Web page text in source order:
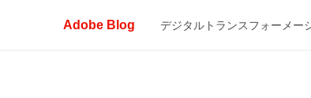
Adobe Blog デジタルトランスフォーメー